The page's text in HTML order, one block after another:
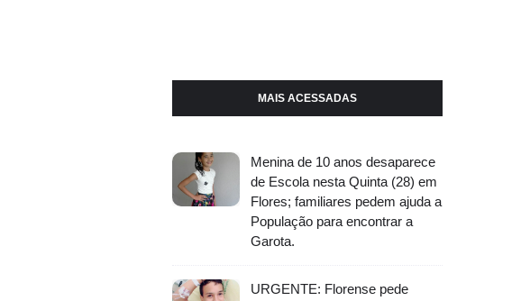
MAIS ACESSADAS
Menina de 10 anos desaparece
de Escola nesta Quinta (28) em
Flores; familiares pedem ajuda a
População para encontrar a
Garota.
URGENTE: Florense pede